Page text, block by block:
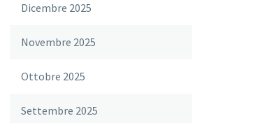
Dicembre 2025
Novembre 2025
Ottobre 2025
Settembre 2025